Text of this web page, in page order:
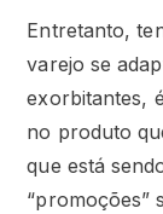
Entretanto,
varejo se
exorbitantes,
no produto
que está
“promoções”